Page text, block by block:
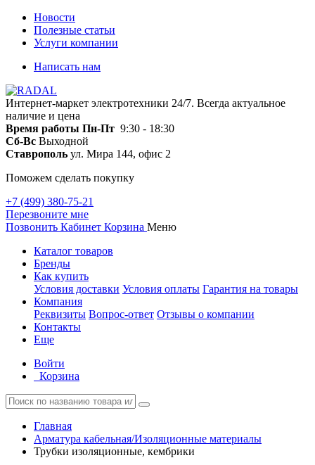
Новости
Полезные статьи
Услуги компании
Написать нам
Интернет-маркет электротехники 24/7. Всегда актуальное
наличие и цена
Время работы Пн-Пт 9:30 - 18:30
Сб-Вс Выходной
Ставрополь ул. Мира 144, офис 2
Поможем сделать покупку
+7 (499) 380-75-21
Перезвоните мне
Позвонить Кабинет Корзина Меню
Каталог товаров
Бренды
Как купить
Условия доставки Условия оплаты Гарантия на товары
Компания
Реквизиты Вопрос-ответ Отзывы о компании
Контакты
Еще
Войти
Корзина
Главная
Арматура кабельная/Изоляционные материалы
Трубки изоляционные, кембрики